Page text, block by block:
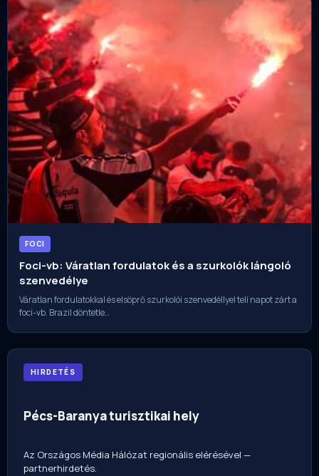
FOCI
Foci-vb: Váratlan fordulatok és a szurkolók lángoló
szenvedélye
Váratlan fordulatokkal és elsöprő szurkolói szenvedéllyel teli napot zárt a
foci-vb. Brazil döntetle…
HIRDETÉS
Pécs-Baranya turisztikai hely
Az Országos Média Hálózat regionális elérésével —
partnerhirdetés.